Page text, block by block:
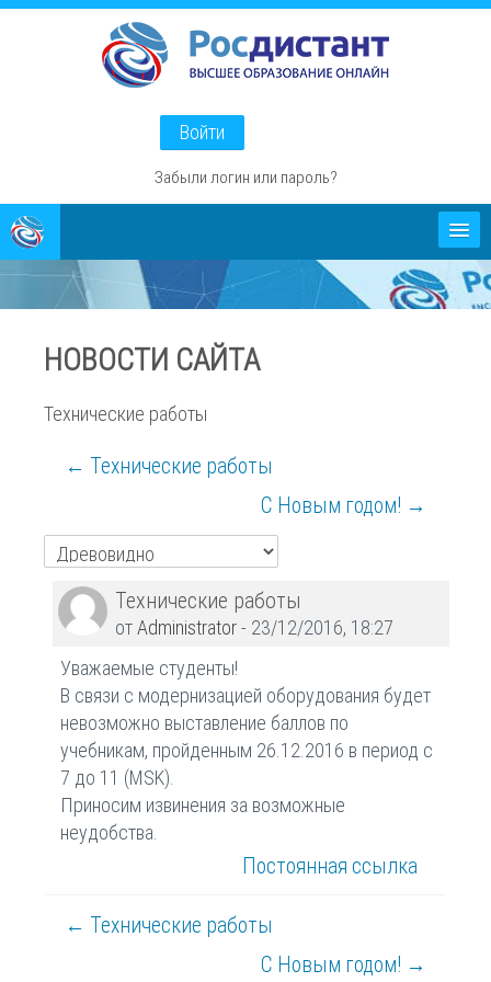
Перейти
Войти
Забыли логин или пароль?
Абитуриентам
О проекте
Способы оплаты
НОВОСТИ САЙТА
Технические работы
← Технические работы
С Новым годом! →
Технические работы
отAdministrator- 23/12/2016, 18:27
Количество
ответов:
Уважаемые студенты!
В связи с модернизацией оборудования будет
невозможно выставление баллов по
учебникам, пройденным 26.12.2016 в период с
7 до 11 (MSK).
Приносим извинения за возможные
неудобства.
Постоянная ссылка
← Технические работы
С Новым годом! →